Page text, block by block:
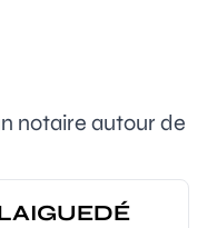
notaire autour de